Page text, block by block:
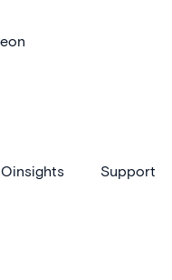
Support